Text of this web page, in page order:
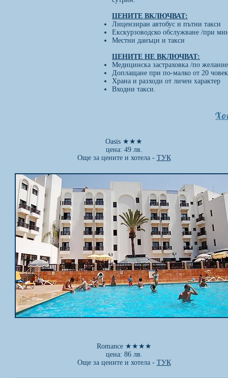
ЦЕНИТЕ ВКЛЮЧВАТ:
Лицензиран автобус и пътни такси
Екскурзоводско обслужване /при
Местни данъци и такси
ЦЕНИТЕ НЕ ВКЛЮЧВАТ:
Медицинска застраховка /по
Доплащане при по-малко от 20
Храна и разходи от личен характер
Входни такси.
Oasis ★★★
цена: 49 лв.
Още за цените и хотела - ТУК
Romance ★★★ ★
цена: 86 лв.
Още за цените и хотела - ТУК